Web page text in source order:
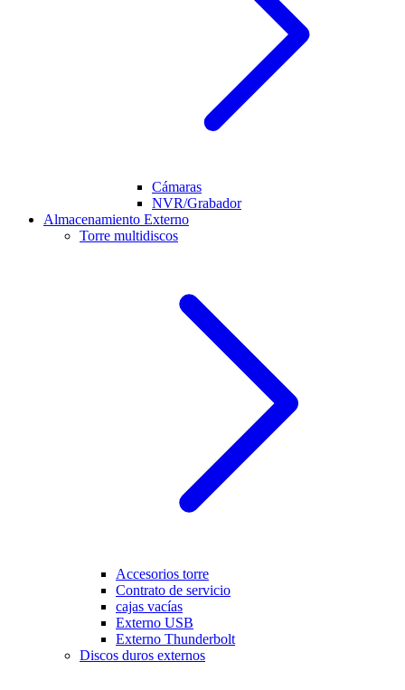
Cámaras
NVR/Grabador
Almacenamiento Externo
Torre multidiscos
Accesorios torre
Contrato de servicio
cajas vacías
Externo USB
Externo Thunderbolt
Discos duros externos